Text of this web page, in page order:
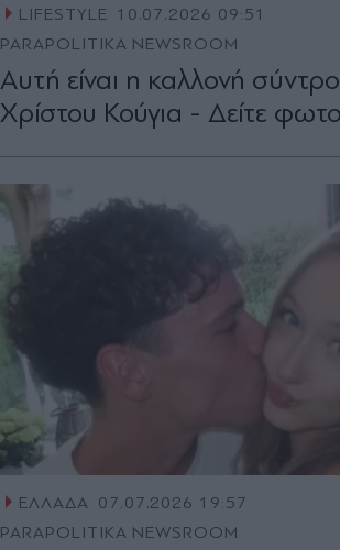
LIFESTYLE 10.07.2026 09:51
PARAPOLITIKA NEWSROOM
Αυτή είναι η καλλονή
Χρίστου Κούγια - Δείτε
ΕΛΛΑΔΑ 07.07.2026 19:57
PARAPOLITIKA NEWSROOM